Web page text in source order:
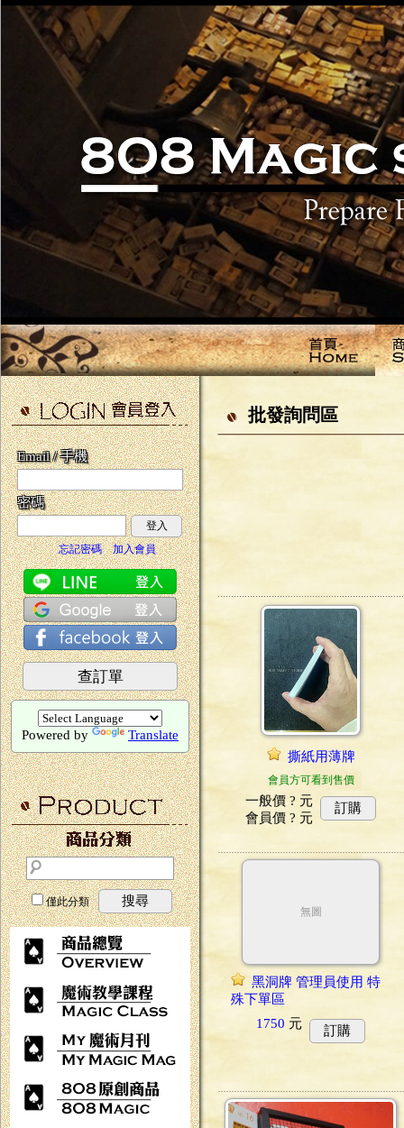
Email / 手機
密碼
登入
忘記密碼
加入會員
查訂單
Powered by Translate
僅此分類 搜尋
批發詢問區
撕紙用薄牌
會員方可看到售價
一般價 ? 元
會員價 ? 元
訂購
無圖
黑洞牌 管理員使用 特
殊下單區
1750 元 訂購